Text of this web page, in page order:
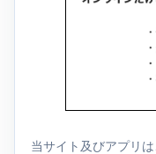
当サイト及びアプリ